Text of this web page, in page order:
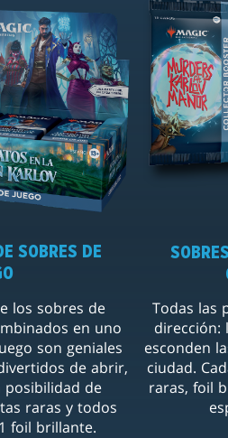
SOBRES DE
los sobres de
en uno
son geniales
de abrir,
de
raras y todos
foil brillante.
Todas las
dirección:
esconden
ciudad.
raras, foil